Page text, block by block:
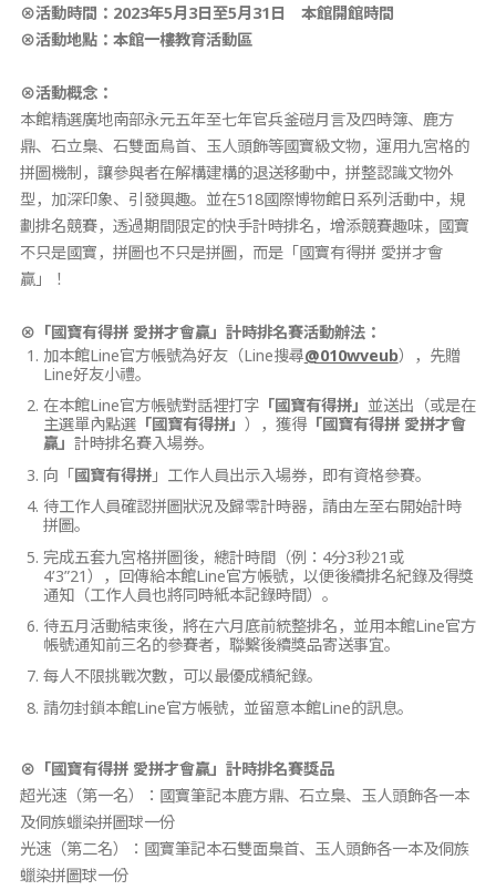
⊗活動時間：2023年5月3日至5月31日 本館開館時間
⊗活動地點：本館一樓教育活動區
⊗活動概念：
本館精選廣地南部永元五年至七年官兵釜磑月言及四時簿、鹿方
鼎、石立梟、石雙面鳥首、玉人頭飾等國寶級文物，運用九宮格的
拼圖機制，讓參與者在解構建構的退送移動中，拼整認識文物外
型，加深印象、引發興趣。並在518國際博物館日系列活動中，規
劃排名競賽，透過期間限定的快手計時排名，增添競賽趣味，國寶
不只是國寶，拼圖也不只是拼圖，而是「國寶有得拼 愛拼才會
贏」！
⊗「國寶有得拼 愛拼才會贏」計時排名賽活動辦法：
加本館Line官方帳號為好友（Line搜尋@010wveub），先贈
Line好友小禮。
在本館Line官方帳號對話裡打字「國寶有得拼」 並送出（或是在
主選單內點選「國寶有得拼」 ），獲得「國寶有得拼 愛拼才會
贏」 計時排名賽入場券。
向「國寶有得拼」工作人員出示入場券，即有資格參賽。
待工作人員確認拼圖狀況及歸零計時器，請由左至右開始計時
拼圖。
完成五套九宮格拼圖後，總計時間（例：4分3秒21或
4’3”21），回傳給本館Line官方帳號，以便後續排名紀錄及得獎
通知（工作人員也將同時紙本記錄時間）。
待五月活動結束後，將在六月底前統整排名，並用本館Line官方
帳號通知前三名的參賽者，聯繫後續獎品寄送事宜。
每人不限挑戰次數，可以最優成績紀錄。
請勿封鎖本館Line官方帳號，並留意本館Line的訊息。
⊗「國寶有得拼 愛拼才會贏」計時排名賽獎品
超光速（第一名）：國寶筆記本鹿方鼎、石立梟、玉人頭飾各一本
及侗族蠟染拼圖球一份
光速（第二名）：國寶筆記本石雙面梟首、玉人頭飾各一本及侗族
蠟染拼圖球一份